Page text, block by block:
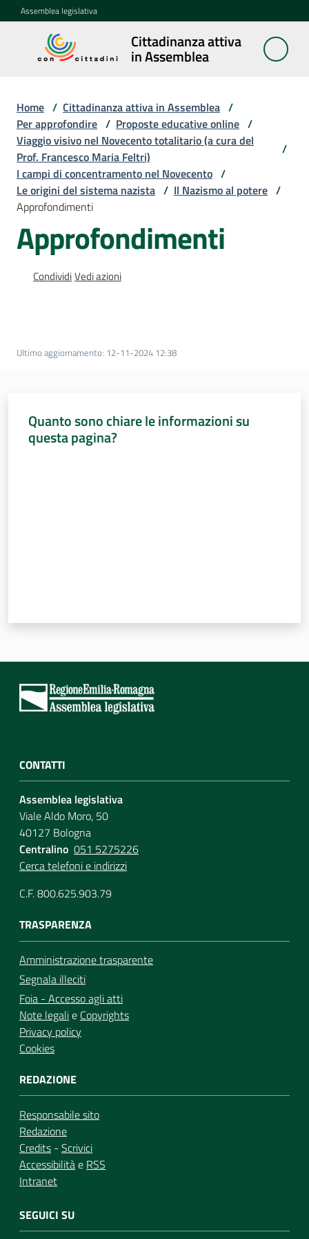
Vai al contenuto
Vai alla navigazione
Vai al footer
Assemblea legislativa
Cittadinanza attiva
in Assemblea
Cittadinanza
attiva in
Concittadini
Porte
aperte
in
Assemblea
itineranti
memoria
Seguici
Attività
Argomenti
Per i cittadini
Home / Cittadinanza attiva in Assemblea /
Per approfondire / Proposte educative online /
Viaggio visivo nel Novecento totalitario (a cura del
Prof. Francesco Maria Feltri)
/
I campi di concentramento nel Novecento /
Le origini del sistema nazista / Il Nazismo al potere /
Approfondimenti
Approfondimenti
CondividiVedi azioni
Ultimo aggiornamento: 12-11-2024 12:38
Quanto sono chiare le informazioni su
questa pagina?
CONTATTI
Assemblea legislativa
Viale Aldo Moro, 50
40127 Bologna
Centralino 051 5275226
Cerca telefoni e indirizzi
C.F. 800.625.903.79
TRASPARENZA
Amministrazione trasparente
Segnala illeciti
Foia - Accesso agli atti
Note legalie Copyrights
Privacy policy
Cookies
REDAZIONE
Responsabile sito
Redazione
Credits - Scrivici
Accessibilitàe RSS
Intranet
SEGUICI SU